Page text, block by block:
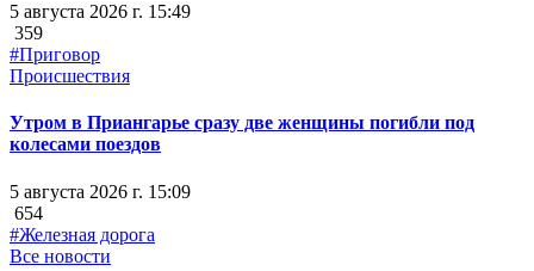
5 августа 2026 г. 15:49
359
#Приговор
Происшествия
Утром в Приангарье сразу две женщины погибли под
колесами поездов
5 августа 2026 г. 15:09
654
#Железная дорога
Все новости